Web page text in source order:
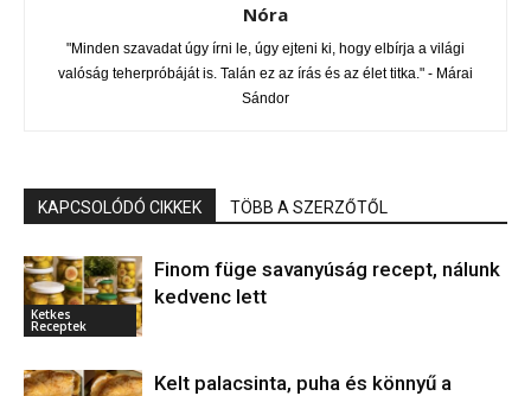
Nóra
"Minden szavadat úgy írni le, úgy ejteni ki, hogy elbírja a világi
valóság teherpróbáját is. Talán ez az írás és az élet titka." - Márai
Sándor
KAPCSOLÓDÓ CIKKEK TÖBB A SZERZŐTŐL
Ketkes
Receptek
Finom füge savanyúság recept, nálunk
kedvenc lett
Kelt palacsinta, puha és könnyű a